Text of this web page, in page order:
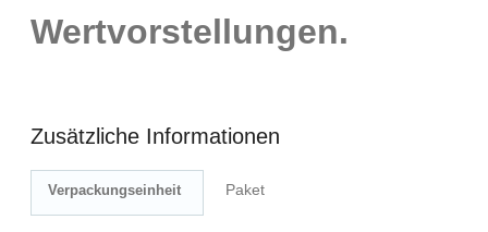
Wertvorstellungen.
Zusätzliche Informationen
Verpackungseinheit Paket